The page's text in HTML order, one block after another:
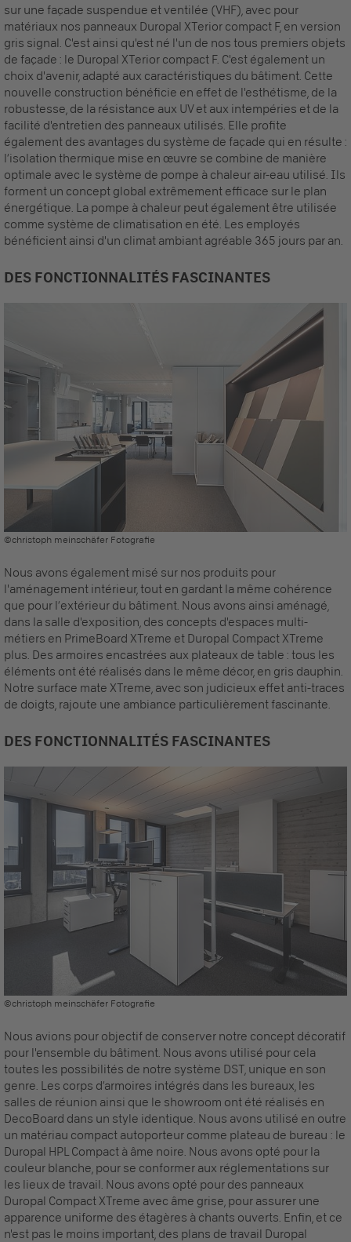
sur une façade suspendue et ventilée (VHF), avec pour
matériaux nos panneaux Duropal XTerior compact F, en version
gris signal. C'est ainsi qu'est né l'un de nos tous premiers objets
de façade : le Duropal XTerior compact F. C'est également un
choix d'avenir, adapté aux caractéristiques du bâtiment. Cette
nouvelle construction bénéficie en effet de l'esthétisme, de la
robustesse, de la résistance aux UV et aux intempéries et de la
facilité d'entretien des panneaux utilisés. Elle profite
également des avantages du système de façade qui en résulte :
l‘isolation thermique mise en œuvre se combine de manière
optimale avec le système de pompe à chaleur air-eau utilisé. Ils
forment un concept global extrêmement efficace sur le plan
énergétique. La pompe à chaleur peut également être utilisée
comme système de climatisation en été. Les employés
bénéficient ainsi d'un climat ambiant agréable 365 jours par an.
DES FONCTIONNALITÉS FASCINANTES
©christoph meinschäfer Fotografie
Nous avons également misé sur nos produits pour
l'aménagement intérieur, tout en gardant la même cohérence
que pour l‘extérieur du bâtiment. Nous avons ainsi aménagé,
dans la salle d'exposition, des concepts d'espaces multi-
métiers en PrimeBoard XTreme et Duropal Compact XTreme
plus. Des armoires encastrées aux plateaux de table : tous les
éléments ont été réalisés dans le même décor, en gris dauphin.
Notre surface mate XTreme, avec son judicieux effet anti-traces
de doigts, rajoute une ambiance particulièrement fascinante.
DES FONCTIONNALITÉS FASCINANTES
Nous avions pour objectif de conserver notre concept décoratif
pour l'ensemble du bâtiment. Nous avons utilisé pour cela
toutes les possibilités de notre système DST, unique en son
genre. Les corps d‘armoires intégrés dans les bureaux, les
salles de réunion ainsi que le showroom ont été réalisés en
DecoBoard dans un style identique. Nous avons utilisé en outre
un matériau compact autoporteur comme plateau de bureau : le
Duropal HPL Compact à âme noire. Nous avons opté pour la
couleur blanche, pour se conformer aux réglementations sur
les lieux de travail. Nous avons opté pour des panneaux
Duropal Compact XTreme avec âme grise, pour assurer une
apparence uniforme des étagères à chants ouverts. Enfin, et ce
n'est pas le moins important, des plans de travail Duropal
©christoph meinschäfer Fotografie